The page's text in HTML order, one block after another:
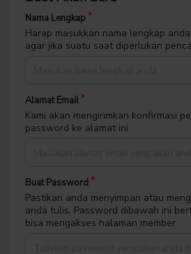
ini.
Data dibawah ini akan digunakan
mengakses halaman member serta
Buat Akun Baru
Nama Lengkap
Harap masukkan nama lengkap anda
Alamat Email
Kami akan mengirimkan konfirmasi
password ke alamat ini